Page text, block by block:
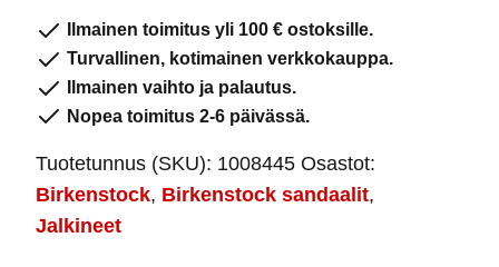
Green
Soft
Footbed
määrä
Ilmainen toimitus yli 100 € ostoksille.
Turvallinen, kotimainen verkkokauppa.
Ilmainen vaihto ja palautus.
Nopea toimitus 2-6 päivässä.
Tuotetunnus (SKU): 1008445 Osastot:
Birkenstock, Birkenstock sandaalit,
Jalkineet